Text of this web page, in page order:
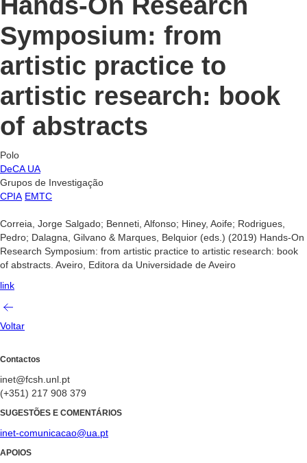
Symposium: from
artistic practice to
artistic research: book
of abstracts
Polo
DeCA UA
Grupos de Investigação
CPIA EMTC
Correia, Jorge Salgado; Benneti, Alfonso; Hiney, Aoife; Rodrigues,
Pedro; Dalagna, Gilvano & Marques, Belquior (eds.) (2019) Hands-On
Research Symposium: from artistic practice to artistic research: book
of abstracts. Aveiro, Editora da Universidade de Aveiro
link
Voltar
Contactos
inet@fcsh.unl.pt
(+351) 217 908 379
SUGESTÕES E COMENTÁRIOS
inet-comunicacao@ua.pt
APOIOS